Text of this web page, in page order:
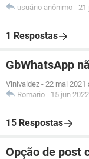
usuário anônimo - 21
1 Respostas
GbWhatsApp
Vinivaldez - 22 mai 2021
Romario - 15 jun
15 Respostas
Opção de post